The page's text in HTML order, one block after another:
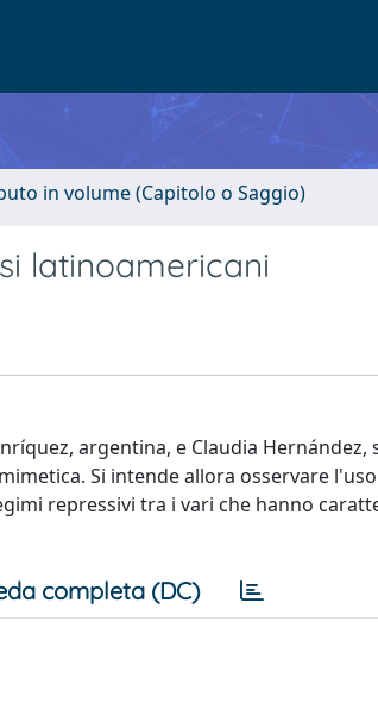
in volume (Capitolo o Saggio)
latinoamericani
argentina, e Claudia Hernández,
Si intende allora osservare
repressivi tra i vari che hanno
completa (DC)